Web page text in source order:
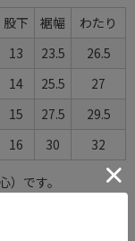
股下 裾幅
わたり
13 23.5
26.5
14 25.5
27
15 27.5
29.5
16 30 32
です。